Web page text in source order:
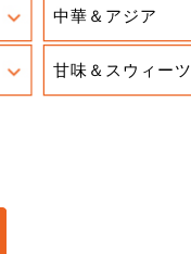
中華＆アジア
甘味＆スウィーツ